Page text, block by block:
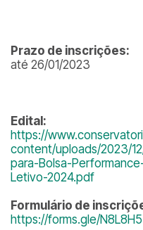
Prazo de inscrições:
até 26/01/2023
Edital:
https://
content/uploads/2023/
para-Bolsa-
Letivo-2024.pdf
Formulário de
https://forms.gle/